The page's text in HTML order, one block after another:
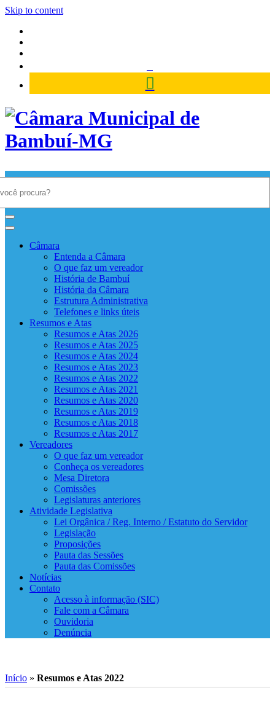
Skip to content
Câmara Municipal de Bambuí-
MG
Câmara
Entenda a Câmara
O que faz um vereador
História de Bambuí
História da Câmara
Estrutura Administrativa
Telefones e links úteis
Resumos e Atas
Resumos e Atas 2026
Resumos e Atas 2025
Resumos e Atas 2024
Resumos e Atas 2023
Resumos e Atas 2022
Resumos e Atas 2021
Resumos e Atas 2020
Resumos e Atas 2019
Resumos e Atas 2018
Resumos e Atas 2017
Vereadores
O que faz um vereador
Conheça os vereadores
Mesa Diretora
Comissões
Legislaturas anteriores
Atividade Legislativa
Lei Orgânica / Reg. Interno / Estatuto do Servidor
Legislação
Proposições
Pauta das Sessões
Pauta das Comissões
Notícias
Contato
Acesso à informação (SIC)
Fale com a Câmara
Ouvidoria
Denúncia
Início » Resumos e Atas 2022